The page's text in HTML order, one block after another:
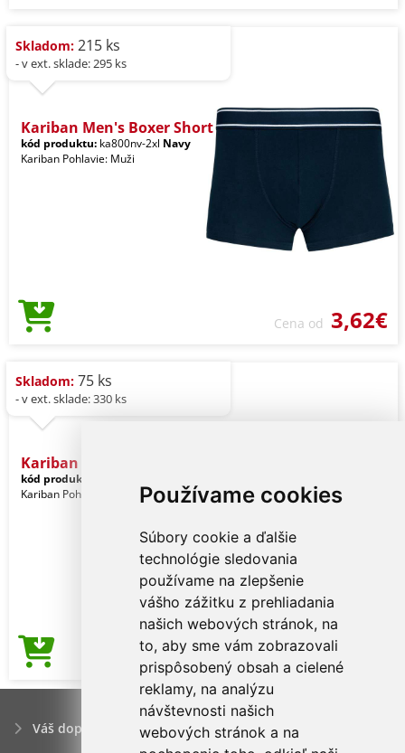
Používame cookies
Súbory cookie a ďalšie
technológie sledovania
používame na zlepšenie
vášho zážitku z prehliadania
našich webových stránok, na
to, aby sme vám zobrazovali
prispôsobený obsah a cielené
reklamy, na analýzu
návštevnosti našich
webových stránok a na
Skladom: 215 ks
- v ext. sklade: 295 ks
Kariban Men's Boxer Short
kód produktu: ka800nv-2xl Navy
Kariban Pohlavie: Muži
Cena od 3,62€
Skladom: 75 ks
- v ext. sklade: 330 ks
Kariban Men's Boxer Short
kód produktu:
Kariban Pohlavie: Muži
Cena od 3,62€
Váš dopyt